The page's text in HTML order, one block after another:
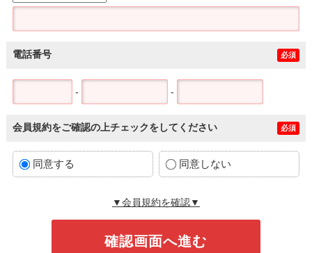
電話番号 必須
- -
会員規約をご確認の上チェックをしてください 必須
同意する 同意しない
▼会員規約を確認▼